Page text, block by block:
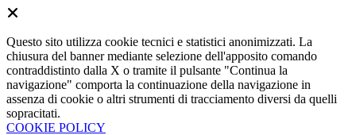
Questo sito utilizza cookie tecnici e statistici anonimizzati. La
chiusura del banner mediante selezione dell'apposito comando
contraddistinto dalla X o tramite il pulsante "Continua la
navigazione" comporta la continuazione della navigazione in
assenza di cookie o altri strumenti di tracciamento diversi da quelli
sopracitati.
COOKIE POLICY